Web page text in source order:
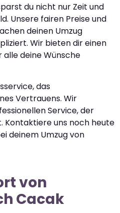
du nicht nur Zeit und
Unsere fairen Preise und
deinen Umzug
Wir bieten dir einen
alle deine Wünsche
das
Vertrauens. Wir
Service, der
Kontaktiere uns noch heute
deinem Umzug von
von
Cacak